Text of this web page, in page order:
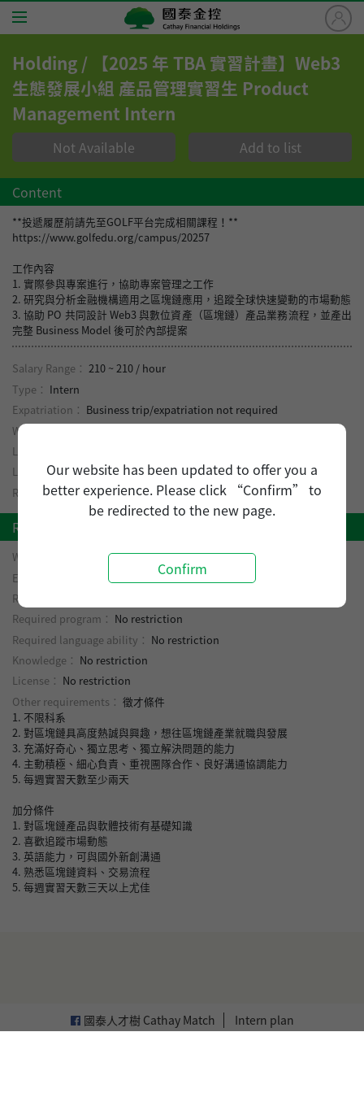
國
泰
金
控
Cathay
Financial
Holdings
Home
Jobs
About Cathay
Benefits
FAQ
Application Steps
Holding / 【2025 年 TBA 實習計畫】Web3
生態發展小組 產品管理實習生 Product
Management Intern
Not Available Add to list
Content
**投遞履歷前請先至GOLF平台完成相關課程！**
https://www.golfedu.org/campus/20257
工作內容
1. 實際參與專案進行，協助專案管理之工作
2. 研究與分析金融機構適用之區塊鏈應用，追蹤全球快速變動的市場動態
3. 協助 PO 共同設計 Web3 與數位資產（區塊鏈）產品業務流程，並產出
完整 Business Model 後可於內部提案
Salary Range： 210 ~ 210 / hour
Type： Intern
Expatriation： Business trip/expatriation not required
Work hour：
Location：
Leave system：Negotiable
Required number of employee：5 ~ 5 person(s)
Requirements
Work experience：
No restriction
Experience：
No restriction
Required education level：
Required program： No restriction
Required language ability： No restriction
Knowledge： No restriction
License： No restriction
Other requirements： 徵才條件
1. 不限科系
2. 對區塊鏈具高度熱誠與興趣，想往區塊鏈產業就職與發展
3. 充滿好奇心、獨立思考、獨立解決問題的能力
4. 主動積極、細心負責、重視團隊合作、良好溝通協調能力
5. 每週實習天數至少兩天
加分條件
1. 對區塊鏈產品與軟體技術有基礎知識
2. 喜歡追蹤市場動態
3. 英語能力，可與國外新創溝通
4. 熟悉區塊鏈資料、交易流程
5. 每週實習天數三天以上尤佳
國泰人才樹 Cathay Match Intern plan
Our website has been updated to offer you a
better experience. Please click “Confirm” to
be redirected to the new page.
Confirm